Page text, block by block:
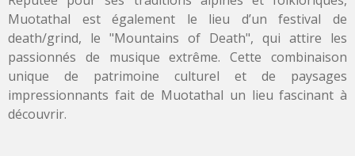
Muotathal est également le lieu d’un festival de
death/grind, le "Mountains of Death", qui attire les
passionnés de musique extrême. Cette combinaison
unique de patrimoine culturel et de paysages
impressionnants fait de Muotathal un lieu fascinant à
découvrir.